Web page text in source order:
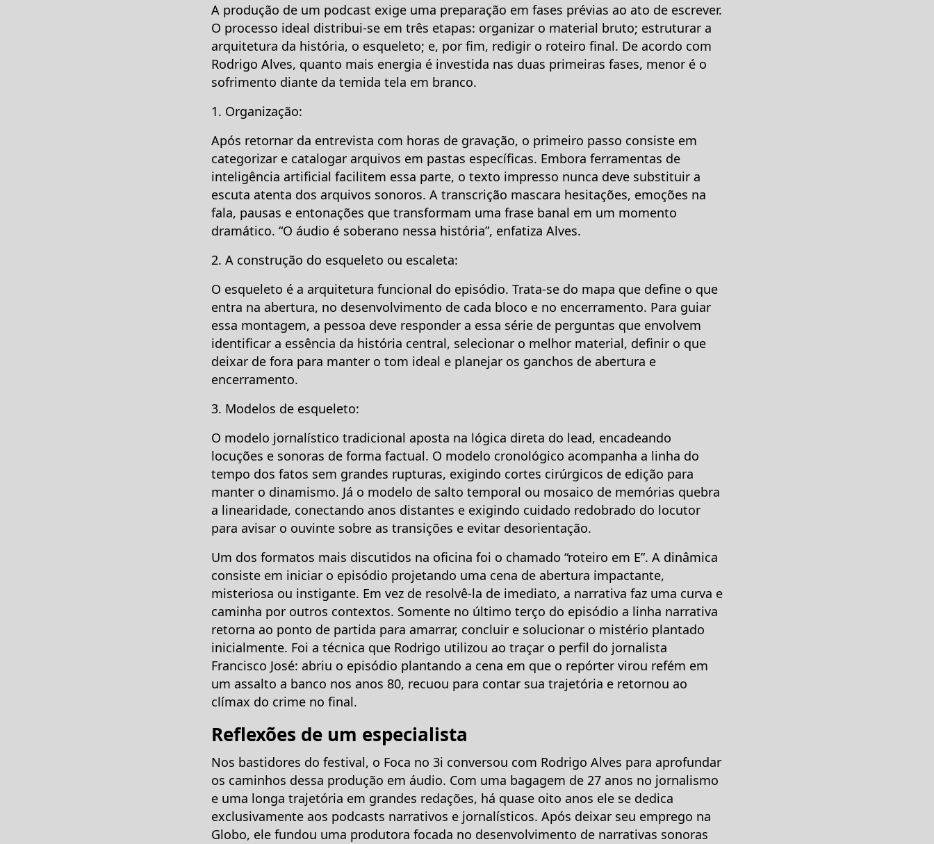
A produção de um podcast exige uma preparação em fases prévias ao ato de escrever.
O processo ideal distribui-se em três etapas: organizar o material bruto; estruturar a
arquitetura da história, o esqueleto; e, por fim, redigir o roteiro final. De acordo com
Rodrigo Alves, quanto mais energia é investida nas duas primeiras fases, menor é o
sofrimento diante da temida tela em branco.
1. Organização:
Após retornar da entrevista com horas de gravação, o primeiro passo consiste em
categorizar e catalogar arquivos em pastas específicas. Embora ferramentas de
inteligência artificial facilitem essa parte, o texto impresso nunca deve substituir a
escuta atenta dos arquivos sonoros. A transcrição mascara hesitações, emoções na
fala, pausas e entonações que transformam uma frase banal em um momento
dramático. “O áudio é soberano nessa história”, enfatiza Alves.
2. A construção do esqueleto ou escaleta:
O esqueleto é a arquitetura funcional do episódio. Trata-se do mapa que define o que
entra na abertura, no desenvolvimento de cada bloco e no encerramento. Para guiar
essa montagem, a pessoa deve responder a essa série de perguntas que envolvem
identificar a essência da história central, selecionar o melhor material, definir o que
deixar de fora para manter o tom ideal e planejar os ganchos de abertura e
encerramento.
3. Modelos de esqueleto:
O modelo jornalístico tradicional aposta na lógica direta do lead, encadeando
locuções e sonoras de forma factual. O modelo cronológico acompanha a linha do
tempo dos fatos sem grandes rupturas, exigindo cortes cirúrgicos de edição para
manter o dinamismo. Já o modelo de salto temporal ou mosaico de memórias quebra
a linearidade, conectando anos distantes e exigindo cuidado redobrado do locutor
para avisar o ouvinte sobre as transições e evitar desorientação.
Um dos formatos mais discutidos na oficina foi o chamado “roteiro em E”. A dinâmica
consiste em iniciar o episódio projetando uma cena de abertura impactante,
misteriosa ou instigante. Em vez de resolvê-la de imediato, a narrativa faz uma curva e
caminha por outros contextos. Somente no último terço do episódio a linha narrativa
retorna ao ponto de partida para amarrar, concluir e solucionar o mistério plantado
inicialmente. Foi a técnica que Rodrigo utilizou ao traçar o perfil do jornalista
Francisco José: abriu o episódio plantando a cena em que o repórter virou refém em
um assalto a banco nos anos 80, recuou para contar sua trajetória e retornou ao
clímax do crime no final.
Reflexões de um especialista
Nos bastidores do festival, o Foca no 3i conversou com Rodrigo Alves para aprofundar
os caminhos dessa produção em áudio. Com uma bagagem de 27 anos no jornalismo
e uma longa trajetória em grandes redações, há quase oito anos ele se dedica
exclusivamente aos podcasts narrativos e jornalísticos. Após deixar seu emprego na
Globo, ele fundou uma produtora focada no desenvolvimento de narrativas sonoras